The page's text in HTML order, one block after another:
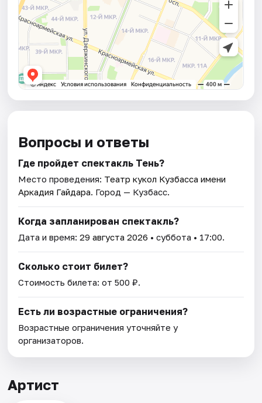
Вопросы и ответы
Где пройдет спектакль Тень?
Место проведения: Театр кукол Кузбасса имени
Аркадия Гайдара. Город — Кузбасс.
Когда запланирован спектакль?
Дата и время:29 августа 2026 • суббота • 17:00.
Сколько стоит билет?
Стоимость билета: от 500 ₽.
Есть ли возрастные ограничения?
Возрастные ограничения уточняйте у
организаторов.
Артист